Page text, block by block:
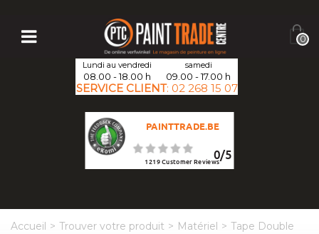
0
Lundi au vendredi
08.00 - 18.00 h
samedi
09.00 - 17.00 h
SERVICE CLIENT: 02 268 15 07
PAINTTRADE.BE
0/5
1219Customer Reviews
Accueil > Trouver votre produit > Matériel > Tape Double